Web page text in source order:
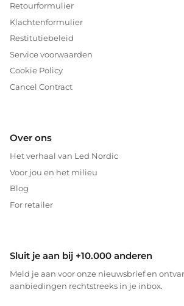
Retourformulier
Klachtenformulier
Restitutiebeleid
Service voorwaarden
Cookie Policy
Cancel Contract
Over ons
Het verhaal van Led Nordic
Voor jou en het milieu
Blog
For retailer
Sluit je aan bij +10.000 anderen
Meld je aan voor onze nieuwsbrief en
aanbiedingen rechtstreeks in je inbox.